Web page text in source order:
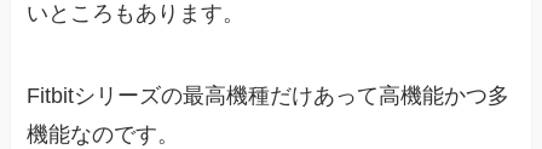
いところもあります。
Fitbitシリーズの最高機種だけあって高機能かつ多
機能なのです。